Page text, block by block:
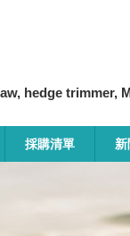
hedge trimmer,
採購清單